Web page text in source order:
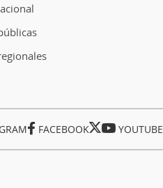
FACEBOOK YOUTUBE